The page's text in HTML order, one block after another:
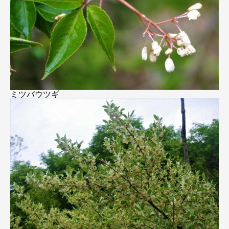
ミツバウツギ